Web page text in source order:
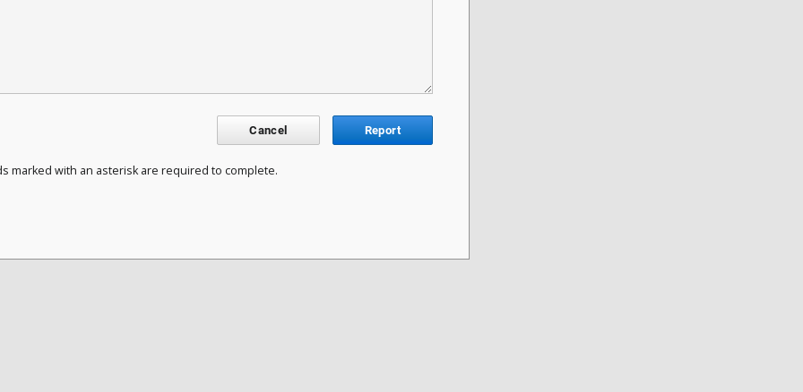
Cancel Report
marked with an asterisk are required to complete.